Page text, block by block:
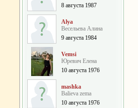
8 августа 1987
Alya
Весельева Алина
9 августа 1984
Vemsi
Юревич Елена
10 августа 1976
mashka
Balieva zema
10 августа 1976